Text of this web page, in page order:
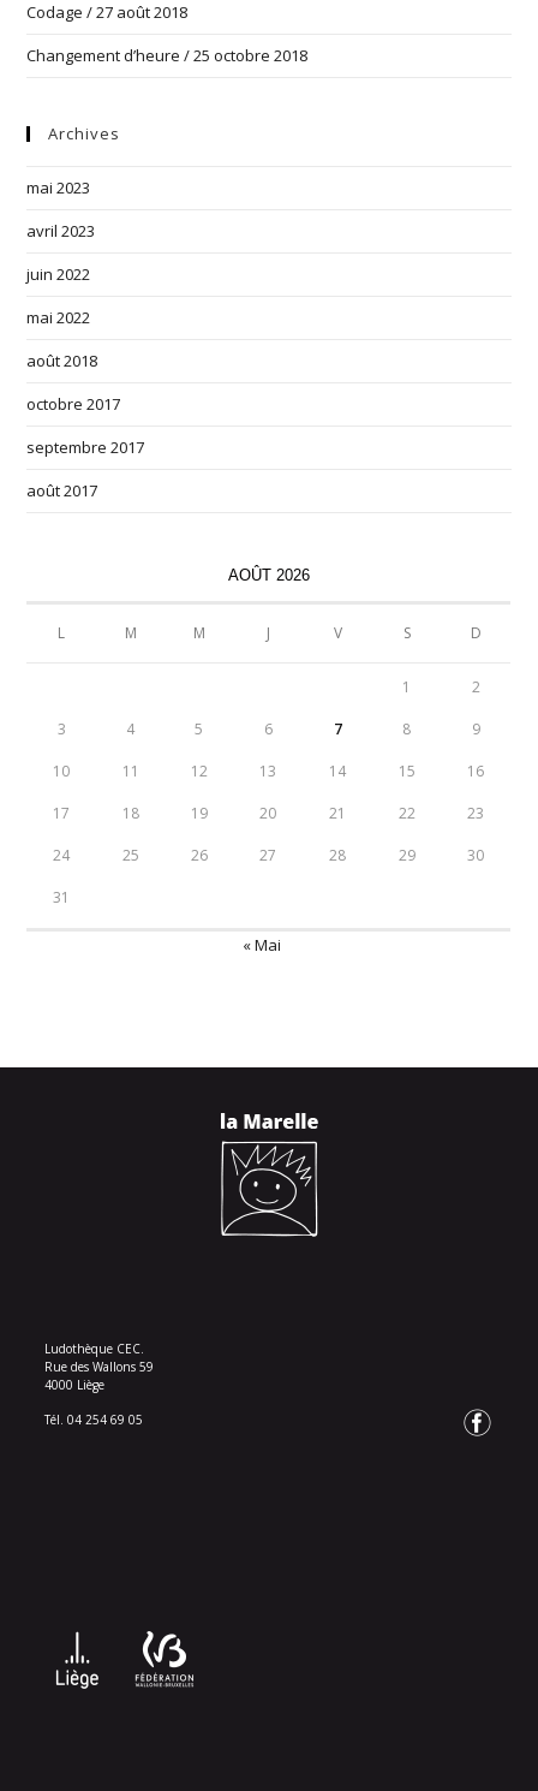
Codage / 27 août 2018
Changement d’heure / 25 octobre 2018
Archives
mai 2023
avril 2023
juin 2022
mai 2022
août 2018
octobre 2017
septembre 2017
août 2017
AOÛT 2026
L M M J V S D
1 2
3 4 5 6 7 8 9
10 11 12 13 14 15 16
17 18 19 20 21 22 23
24 25 26 27 28 29 30
31
« Mai
Ludothèque CEC.
Rue des Wallons 59
4000 Liège
Tél. 04 254 69 05